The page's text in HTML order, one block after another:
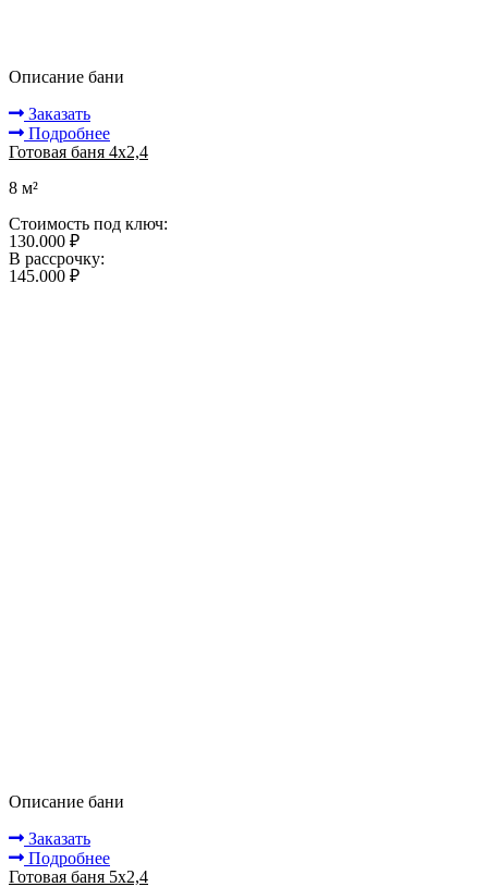
Описание бани
Заказать
Подробнее
Готовая баня 4х2,4
8 м²
Стоимость под ключ:
130.000 ₽
В рассрочку:
145.000 ₽
Описание бани
Заказать
Подробнее
Готовая баня 5х2,4